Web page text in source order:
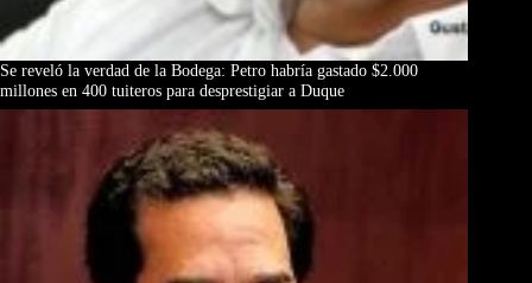
Se reveló la verdad de la Bodega: Petro habría gastado $2.000
millones en 400 tuiteros para desprestigiar a Duque